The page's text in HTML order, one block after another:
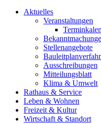
Aktuelles
Veranstaltungen
Stellenangebote
Ausschreibungen
Mitteilungsblatt
Klima & Umwelt
Rathaus & Service
Leben & Wohnen
Freizeit & Kultur
Wirtschaft & Standort